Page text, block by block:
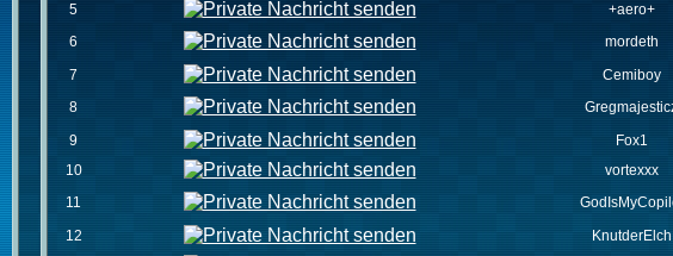
5
+aero+
6
mordeth
7
Cemiboy
8
9
Fox1
10
vortexxx
11
12
KnutderElch